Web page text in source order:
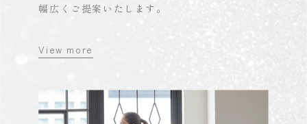
幅広くご提案いたします。
View more